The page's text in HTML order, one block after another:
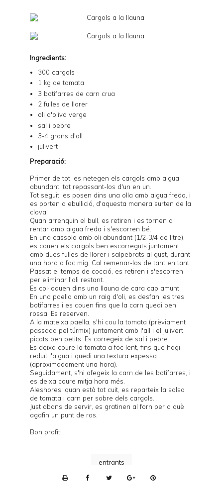
Ingredients:
300 cargols
1 kg de tomata
3 botifarres de carn crua
2 fulles de llorer
oli d'oliva verge
sal i pebre
3-4 grans d'all
julivert
Preparació:
Primer de tot, es netegen els cargols amb aigua
abundant, tot repassant-los d'un en un.
Tot seguit, es posen dins una olla amb aigua freda, i
es porten a ebullició, d'aquesta manera surten de la
clova.
Quan arrenquin el bull, es retiren i es tornen a
rentar amb aigua freda i s'escorren bé.
En una cassola amb oli abundant (1/2-3/4 de litre),
es couen els cargols ben escorreguts juntament
amb dues fulles de llorer i salpebrats al gust, durant
una hora a foc mig. Cal remenar-los de tant en tant.
Passat el temps de cocció, es retiren i s'escorren
per eliminar l'oli restant.
Es col·loquen dins una llauna de cara cap amunt.
En una paella amb un raig d'oli, es desfan les tres
botifarres i es couen fins que la carn quedi ben
rossa. Es reserven.
A la mateixa paella, s'hi cou la tomata (prèviament
passada pel túrmix) juntament amb l'all i el julivert
picats ben petits. Es corregeix de sal i pebre.
Es deixa coure la tomata a foc lent, fins que hagi
reduït l'aigua i quedi una textura expessa
(aproximadament una hora).
Seguidament, s'hi afegeix la carn de les botifarres, i
es deixa coure mitja hora més.
Aleshores, quan està tot cuit, es reparteix la salsa
de tomata i carn per sobre dels cargols.
Just abans de servir, es gratinen al forn per a què
agafin un punt de ros.
Bon profit!
entrants